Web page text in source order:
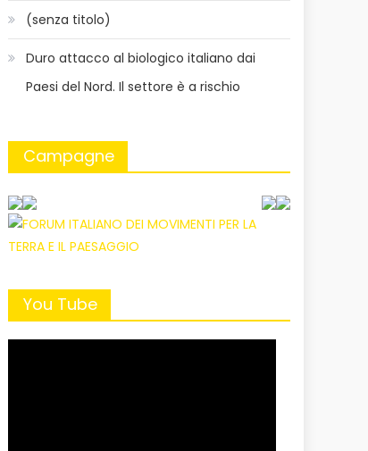
(senza titolo)
Duro attacco al biologico italiano dai
Paesi del Nord. Il settore è a rischio
Campagne
You Tube